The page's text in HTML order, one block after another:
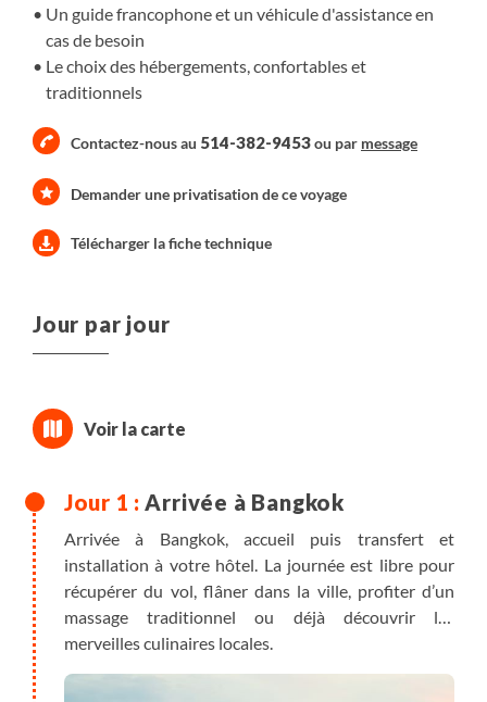
Un guide francophone et un véhicule d'assistance en
cas de besoin
Le choix des hébergements, confortables et
traditionnels
Contactez-nous au 514-382-9453ou par message
Demander une privatisation de ce voyage
Télécharger la fiche technique
Jour par jour
Arrivée à Bangkok
Arrivée à Bangkok, accueil puis transfert et
installation à votre hôtel. La journée est libre pour
récupérer du vol, flâner dans la ville, profiter d’un
massage traditionnel ou déjà découvrir les
merveilles culinaires locales.